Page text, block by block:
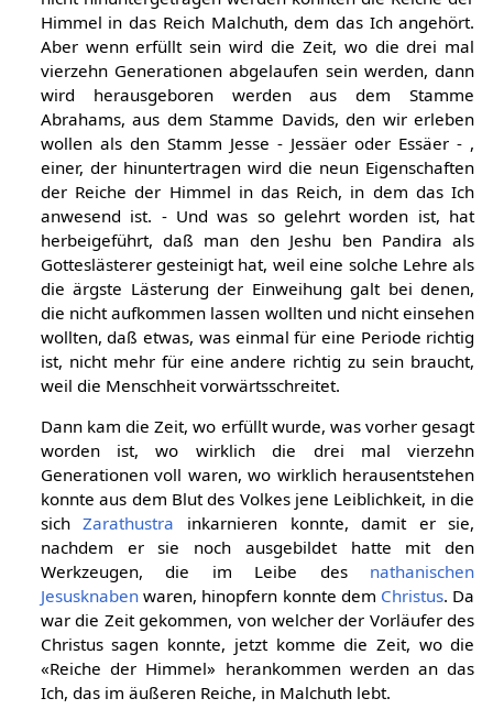
Himmel in das Reich Malchuth, dem das Ich angehört.
Aber wenn erfüllt sein wird die Zeit, wo die drei mal
vierzehn Generationen abgelaufen sein werden, dann
wird herausgeboren werden aus dem Stamme
Abrahams, aus dem Stamme Davids, den wir erleben
wollen als den Stamm Jesse - Jessäer oder Essäer - ,
einer, der hinuntertragen wird die neun Eigenschaften
der Reiche der Himmel in das Reich, in dem das Ich
anwesend ist. - Und was so gelehrt worden ist, hat
herbeigeführt, daß man den Jeshu ben Pandira als
Gotteslästerer gesteinigt hat, weil eine solche Lehre als
die ärgste Lästerung der Einweihung galt bei denen,
die nicht aufkommen lassen wollten und nicht einsehen
wollten, daß etwas, was einmal für eine Periode richtig
ist, nicht mehr für eine andere richtig zu sein braucht,
weil die Menschheit vorwärtsschreitet.
Dann kam die Zeit, wo erfüllt wurde, was vorher gesagt
worden ist, wo wirklich die drei mal vierzehn
Generationen voll waren, wo wirklich herausentstehen
konnte aus dem Blut des Volkes jene Leiblichkeit, in die
sichZarathustra inkarnieren konnte, damit er sie,
nachdem er sie noch ausgebildet hatte mit den
Werkzeugen, die im Leibe des nathanischen
Jesusknabenwaren, hinopfern konnte dem Christus. Da
war die Zeit gekommen, von welcher der Vorläufer des
Christus sagen konnte, jetzt komme die Zeit, wo die
«Reiche der Himmel» herankommen werden an das
Ich, das im äußeren Reiche, in Malchuth lebt.